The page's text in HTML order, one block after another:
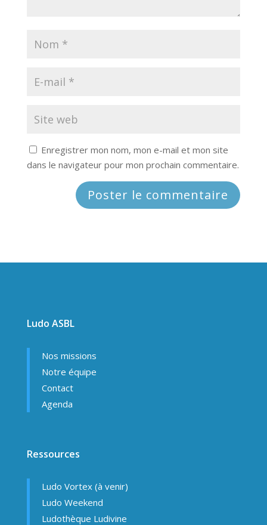
Enregistrer mon nom, mon e-mail et mon site
dans le navigateur pour mon prochain commentaire.
Ludo ASBL
Nos missions
Notre équipe
Contact
Agenda
Ressources
Ludo Vortex (à venir)
Ludo Weekend
Ludothèque Ludivine